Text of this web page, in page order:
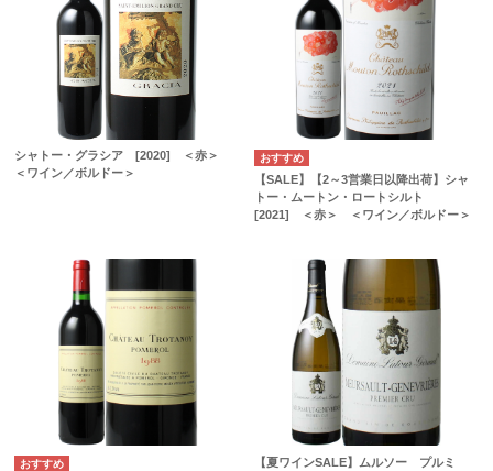
シャトー・グラシア [2020] ＜赤＞
＜ワイン／ボルドー＞
【SALE】【2～3営業日以降出荷】シャ
トー・ムートン・ロートシルト
[2021] ＜赤＞ ＜ワイン／ボルドー＞
【夏ワインSALE】ムルソー プルミ